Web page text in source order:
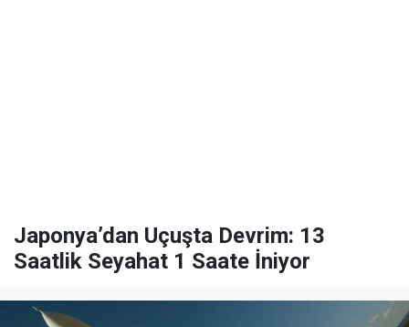
Japonya’dan Uçuşta Devrim: 13
Saatlik Seyahat 1 Saate İniyor